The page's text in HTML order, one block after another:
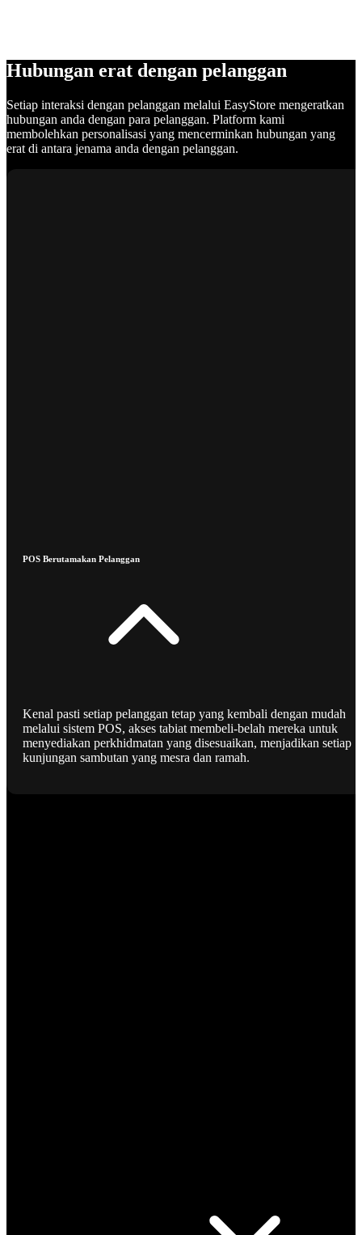
Hubungan erat dengan pelanggan
Setiap interaksi dengan pelanggan melalui EasyStore mengeratkan
hubungan anda dengan para pelanggan. Platform kami
membolehkan personalisasi yang mencerminkan hubungan yang
erat di antara jenama anda dengan pelanggan.
POS Berutamakan Pelanggan
Kenal pasti setiap pelanggan tetap yang kembali dengan mudah
melalui sistem POS, akses tabiat membeli-belah mereka untuk
menyediakan perkhidmatan yang disesuaikan, menjadikan setiap
kunjungan sambutan yang mesra dan ramah.